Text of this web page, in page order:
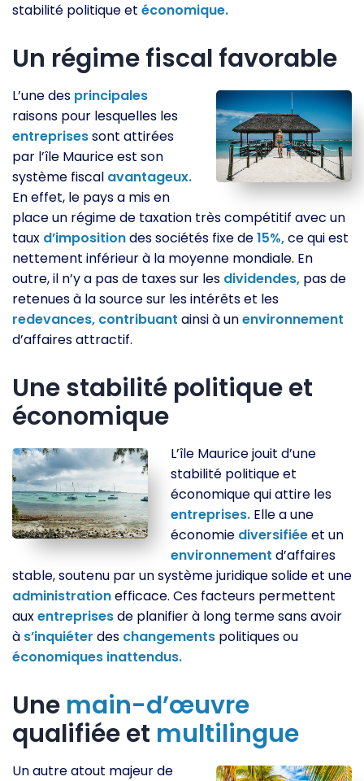
stabilité politique et économique.
Un régime fiscal favorable
L’une des principales
raisons pour lesquelles les
entreprisessont attirées
par l’île Maurice est son
système fiscal avantageux.
En effet, le pays a mis en
place un régime de taxation très compétitif avec un
taux d’impositiondes sociétés fixe de15%,ce qui est
nettement inférieur à la moyenne mondiale. En
outre, il n’y a pas de taxes sur les dividendes, pas de
retenues à la source sur les intérêts et les
redevances, contribuant ainsi à unenvironnement
d’affaires attractif.
Une stabilité politique et
économique
L’île Maurice jouit d’une
stabilité politique et
économique qui attire les
entreprises. Elle a une
économie diversifiéeet un
environnement d’affaires
stable, soutenu par un système juridique solide et une
administrationefficace. Ces facteurs permettent
auxentreprisesde planifier à long terme sans avoir
à s’inquiéter des changements politiques ou
économiques inattendus.
Une main-d’œuvre
qualifiée et multilingue
Un autre atout majeur de